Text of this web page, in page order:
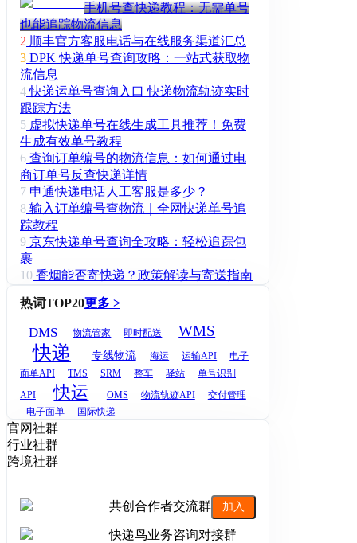
手机号查快递教程：无需单号
也能追踪物流信息
2 顺丰官方客服电话与在线服务渠道汇总
3 DPK 快递单号查询攻略：一站式获取物
流信息
4 快递运单号查询入口 快递物流轨迹实时
跟踪方法
5 虚拟快递单号在线生成工具推荐！免费
生成有效单号教程
6 查询订单编号的物流信息：如何通过电
商订单号反查快递详情
7 申通快递电话人工客服是多少？
8 输入订单编号查物流｜全网快递单号追
踪教程
9 京东快递单号查询全攻略：轻松追踪包
裹
10 香烟能否寄快递？政策解读与寄送指南
热词TOP20更多 >
DMS 物流管家 即时配送 WMS
快递 专线物流 海运 运输API
电子
面单API
TMS SRM 整车 驿站
单号识别
API
快运 OMS 物流轨迹API
交付管理
电子面单
国际快递
官网社群
行业社群
跨境社群
共创合作者交流群 加入
快递鸟业务咨询对接群